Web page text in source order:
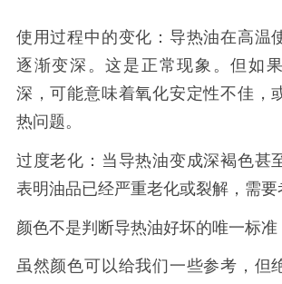
使用过程中的变化：导热油在高温
逐渐变深。这是正常现象。但如
深，可能意味着氧化安定性不佳，
热问题。
过度老化：当导热油变成深褐色甚
表明油品已经严重老化或裂解，需要
颜色不是判断导热油好坏的唯一标准
虽然颜色可以给我们一些参考，但